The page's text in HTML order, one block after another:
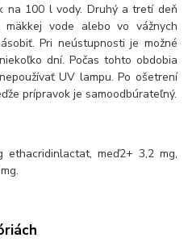
na 100 l vody. Druhý a tretí deň
vode alebo vo vážnych
Pri neústupnosti je možné
dní. Počas tohto obdobia
UV lampu. Po ošetrení
prípravok je samoodbúrateľný.
meď2+ 3,2 mg,